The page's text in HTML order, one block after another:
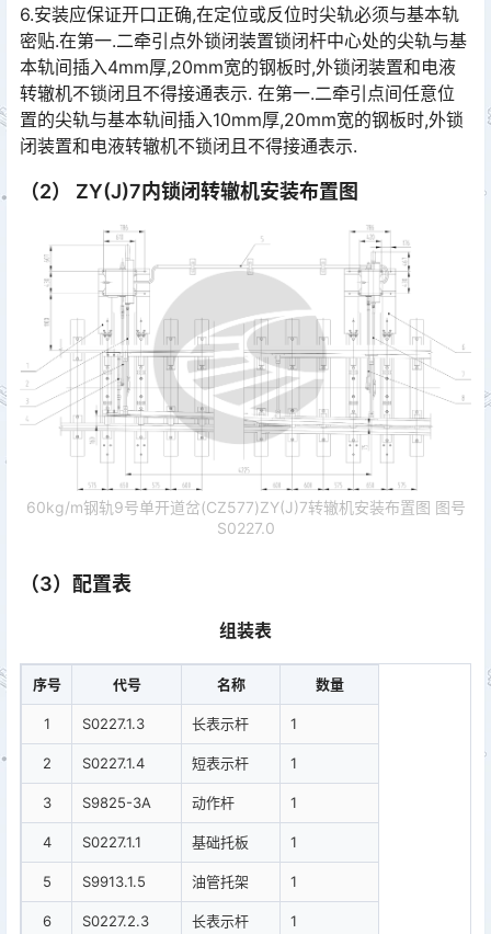
6.安装应保证开口正确,在定位或反位时尖轨必须与基本轨
密贴.在第一.二牵引点外锁闭装置锁闭杆中心处的尖轨与基
本轨间插入4mm厚,20mm宽的钢板时,外锁闭装置和电液
转辙机不锁闭且不得接通表示. 在第一.二牵引点间任意位
置的尖轨与基本轨间插入10mm厚,20mm宽的钢板时,外锁
闭装置和电液转辙机不锁闭且不得接通表示.󠄐󠄹󠅀󠄪󠄢󠄡󠄨󠄞󠄧󠄨󠄞󠄡󠄨󠄣󠄞󠄢󠄢󠄥󠄬󠅒󠅢󠄟󠄮󠄐󠅅󠄹󠄴󠄪󠄡󠄬󠅒󠅢󠄟󠄮󠄾󠅑󠅝󠅕󠄪󠄡󠄣󠄢󠄧󠄩󠄡󠄩󠄧󠄩󠄧󠄩󠄬󠅒󠅢󠄟󠄮󠇘󠆭󠆘󠇙󠆝󠅵󠇗󠆭󠆁󠄐󠇗󠅹󠅸󠇖󠆍󠅳󠇖󠅹󠅰󠇖󠆌󠅹󠄬󠅒󠅢󠄟󠄮󠅅󠅃󠄵󠅂󠄪󠇖󠆨󠆨󠇕󠆞󠆒󠅬󠇘󠆭󠆘󠇙󠆝󠅵󠇗󠆭󠆁󠄐󠇗󠅹󠅸󠇖󠆍󠅳󠇖󠅹󠅰󠇖󠆌󠅹
（2） ZY(J)7内锁闭转辙机安装布置图
60kg/m钢轨9号单开道岔(CZ577)ZY(J)7转辙机安装布置图 图号
S0227.0
（3）配置表
组装表
序号 代号 名称 数量
1 S0227.1.3 长表示杆 1
2 S0227.1.4 短表示杆 1
3 S9825-3A 动作杆 1
4 S0227.1.1 基础托板 1
5 S9913.1.5 油管托架 1
6 S0227.2.3 长表示杆 1